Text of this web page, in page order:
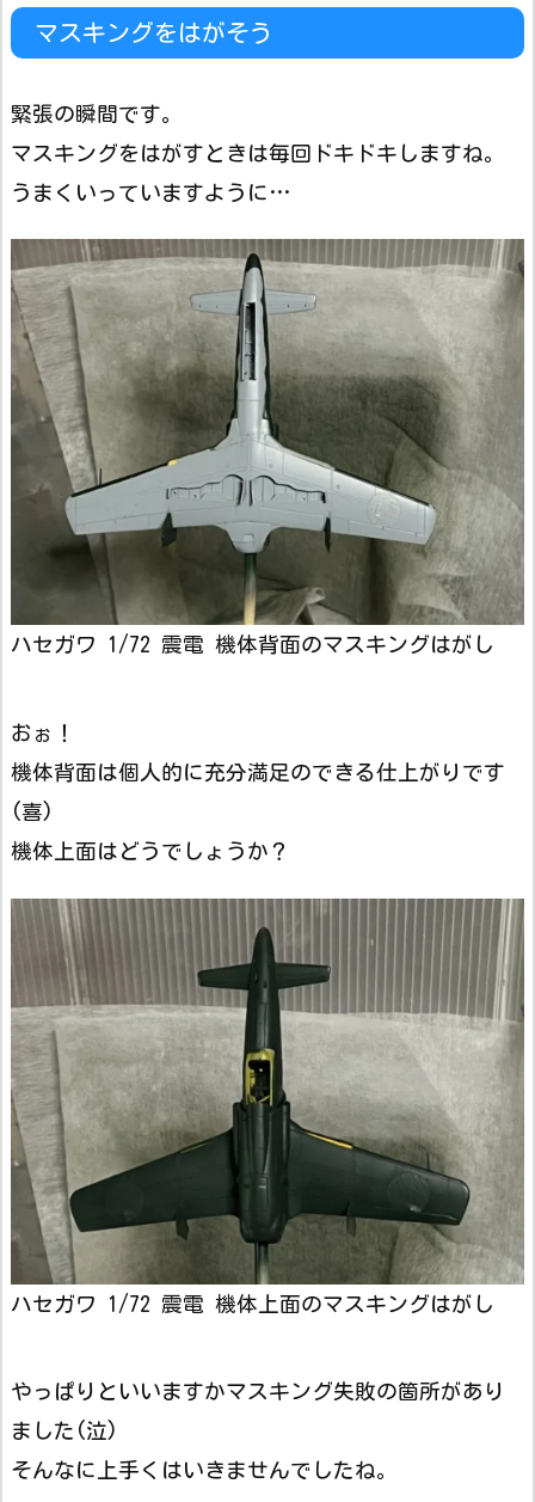
マスキングをはがそう
緊張の瞬間です。
マスキングをはがすときは毎回ドキドキしますね。
うまくいっていますように…
ハセガワ 1/72 震電 機体背面のマスキングはがし
おぉ！
機体背面は個人的に充分満足のできる仕上がりです
(喜)
機体上面はどうでしょうか？
ハセガワ 1/72 震電 機体上面のマスキングはがし
やっぱりといいますかマスキング失敗の箇所があり
ました(泣)
そんなに上手くはいきませんでしたね。